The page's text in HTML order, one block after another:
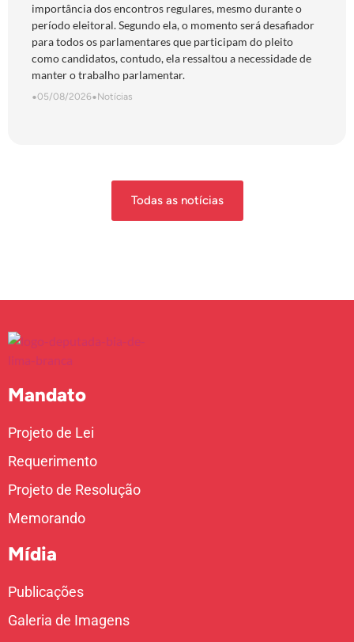
importância dos encontros regulares, mesmo durante o
período eleitoral. Segundo ela, o momento será desafiador
para todos os parlamentares que participam do pleito
como candidatos, contudo, ela ressaltou a necessidade de
manter o trabalho parlamentar.
•05/08/2026•Notícias
Todas as notícias
Mandato
Projeto de Lei
Requerimento
Projeto de Resolução
Memorando
Mídia
Publicações
Galeria de Imagens